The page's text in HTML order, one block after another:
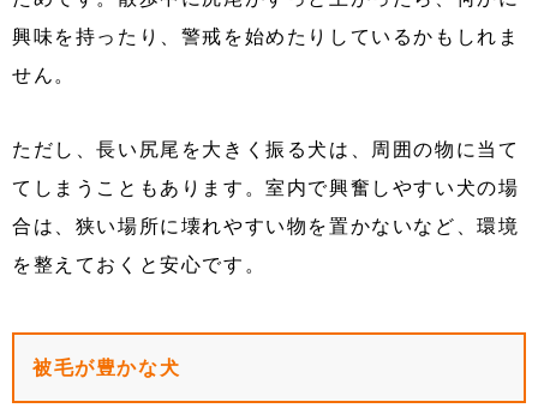
興味を持ったり、警戒を始めたりしているかもしれま
せん。
ただし、長い尻尾を大きく振る犬は、周囲の物に当て
てしまうこともあります。室内で興奮しやすい犬の場
合は、狭い場所に壊れやすい物を置かないなど、環境
を整えておくと安心です。
被毛が豊かな犬